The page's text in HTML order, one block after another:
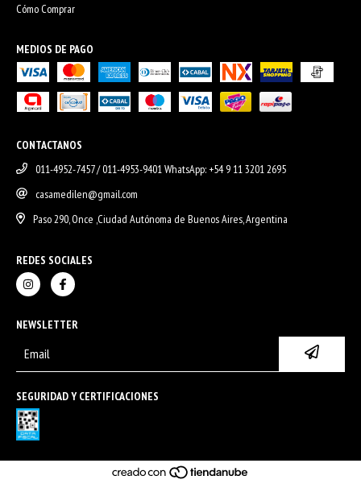
Cómo Comprar
MEDIOS DE PAGO
CONTACTANOS
011-4952-7457 / 011-4953-9401 WhatsApp: +54 9 11 3201 2695
casamedilen@gmail.com
Paso 290, Once ,Ciudad Autónoma de Buenos Aires, Argentina
REDES SOCIALES
NEWSLETTER
SEGURIDAD Y CERTIFICACIONES